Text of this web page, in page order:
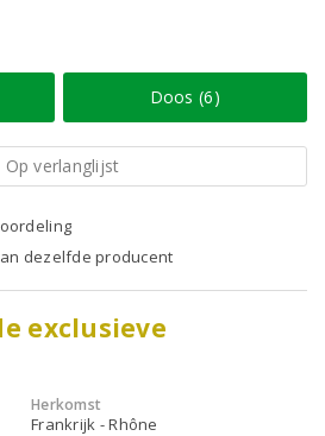
Doos (6)
Op verlanglijst
dezelfde producent
exclusieve
Herkomst
Frankrijk - Rhône